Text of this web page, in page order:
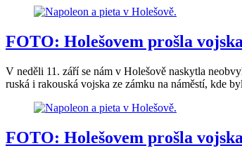
FOTO: Holešovem prošla
V neděli 11. září se nám v Holešově naskytla
ruská i rakouská vojska ze zámku na náměstí, kde
FOTO: Holešovem prošla